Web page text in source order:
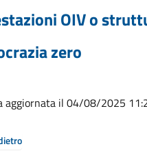
OIV o
zero
aggiornata il 04/08/2025